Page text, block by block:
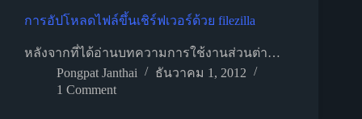
การอัปโหลดไฟล์ขึ้นเชิร์ฟเวอร์ด้วย filezilla
หลังจากที่ได้อ่านบทความการใช้งานส่วนต่า…
Pongpat Janthai
ธันวาคม 1, 2012
1 Comment